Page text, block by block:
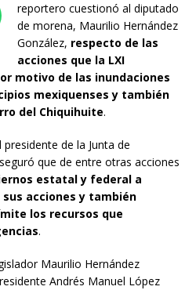
reportero cuestionó al diputado
de morena, Maurilio Hernández
González, respecto de las
acciones que la LXI
motivo de las inundaciones
mexiquenses y también
del Chiquihuite.
de la Junta de
que de entre otras acciones
estatal y federal a
acciones y también
los recursos que
.
Maurilio Hernández
Andrés Manuel López